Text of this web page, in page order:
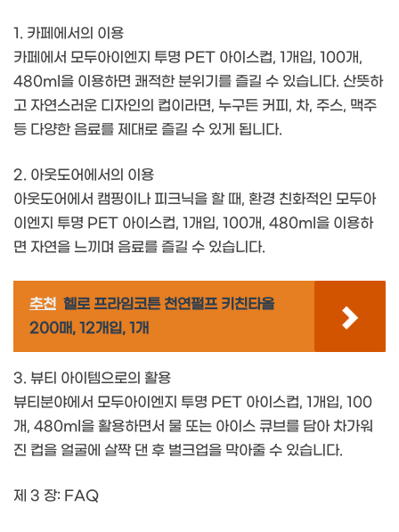
1. 카페에서의 이용
카페에서 모두아이엔지 투명 PET 아이스컵, 1개입, 100개,
480ml을 이용하면 쾌적한 분위기를 즐길 수 있습니다. 산뜻하
고 자연스러운 디자인의 컵이라면, 누구든 커피, 차, 주스, 맥주
등 다양한 음료를 제대로 즐길 수 있게 됩니다.
2. 아웃도어에서의 이용
아웃도어에서 캠핑이나 피크닉을 할 때, 환경 친화적인 모두아
이엔지 투명 PET 아이스컵, 1개입, 100개, 480ml을 이용하
면 자연을 느끼며 음료를 즐길 수 있습니다.
추천 헬로 프라임코튼 천연펄프 키친타올
200매, 12개입, 1개
3. 뷰티 아이템으로의 활용
뷰티분야에서 모두아이엔지 투명 PET 아이스컵, 1개입, 100
개, 480ml을 활용하면서 물 또는 아이스 큐브를 담아 차가워
진 컵을 얼굴에 살짝 댄 후 벌크업을 막아줄 수 있습니다.
제 3 장: FAQ